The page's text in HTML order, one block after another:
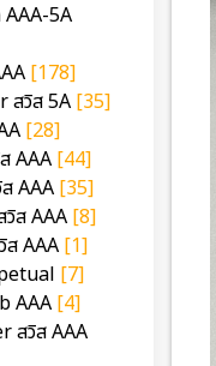
AAA-5A
[178]
สวิส 5A [35]
[28]
AAA [44]
AAA [35]
ส AAA [8]
AAA [1]
[7]
AAA [4]
สวิส AAA